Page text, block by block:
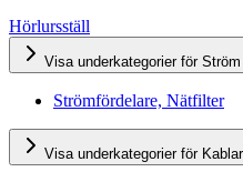
Hörlursställ
Visa underkategorier för Ström
Strömfördelare, Nätfilter
Visa underkategorier för Kablar